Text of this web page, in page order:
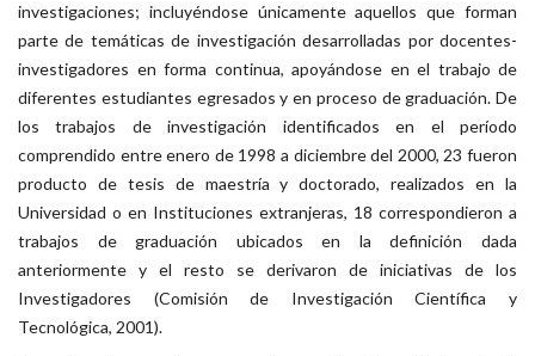
investigaciones; incluyéndose únicamente aquellos que forman
parte de temáticas de investigación desarrolladas por docentes-
investigadores en forma continua, apoyándose en el trabajo de
diferentes estudiantes egresados y en proceso de graduación. De
los trabajos de investigación identificados en el período
comprendido entre enero de 1998 a diciembre del 2000, 23 fueron
producto de tesis de maestría y doctorado, realizados en la
Universidad o en Instituciones extranjeras, 18 correspondieron a
trabajos de graduación ubicados en la definición dada
anteriormente y el resto se derivaron de iniciativas de los
Investigadores (Comisión de Investigación Científica y
Tecnológica, 2001).